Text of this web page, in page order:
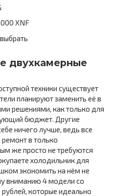
XNF
двухкамерные
техники существует
планируют заменить её в
решениями, как только для
бюджет. Другие
ничего лучше, ведь все
в только
же просто не требуются
холодильник для
экономить на нём не
вниманию 4 модели со
которые идеально